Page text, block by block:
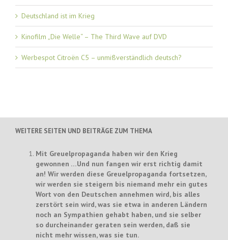
Deutschland ist im Krieg
Kinofilm „Die Welle“ – The Third Wave auf DVD
Werbespot Citroën C5 – unmißverständlich deutsch?
WEITERE SEITEN UND BEITRÄGE ZUM THEMA
Mit Greuelpropaganda haben wir den Krieg
gewonnen …Und nun fangen wir erst richtig damit
an! Wir werden diese Greuelpropaganda fortsetzen,
wir werden sie steigern bis niemand mehr ein gutes
Wort von den Deutschen annehmen wird, bis alles
zerstört sein wird, was sie etwa in anderen Ländern
noch an Sympathien gehabt haben, und sie selber
so durcheinander geraten sein werden, daß sie
nicht mehr wissen, was sie tun.